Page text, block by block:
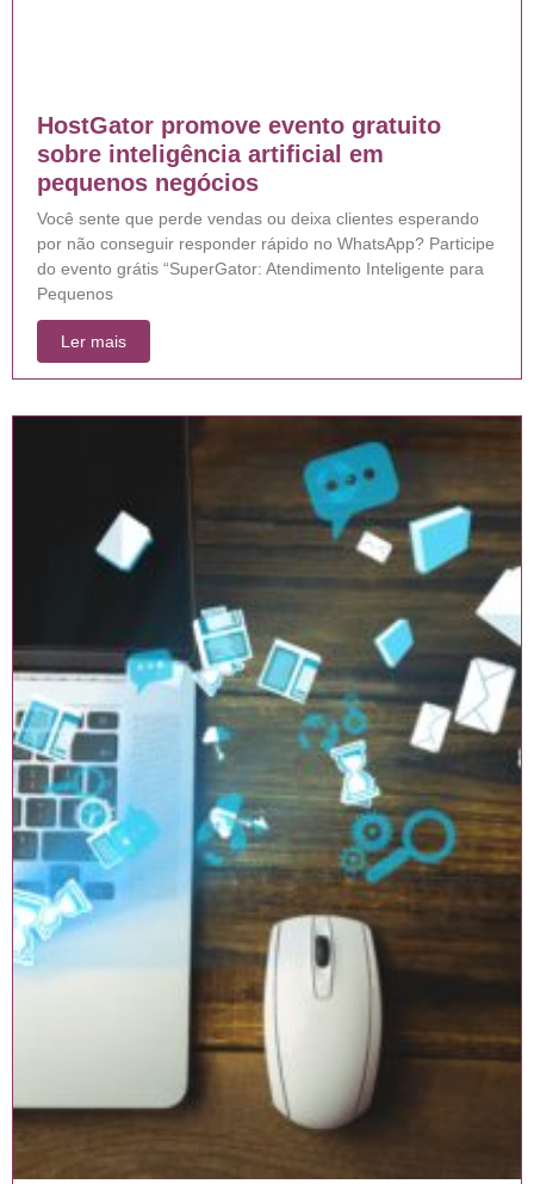
HostGator promove evento gratuito
sobre inteligência artificial em
pequenos negócios
Você sente que perde vendas ou deixa clientes esperando
por não conseguir responder rápido no WhatsApp? Participe
do evento grátis “SuperGator: Atendimento Inteligente para
Pequenos
Ler mais